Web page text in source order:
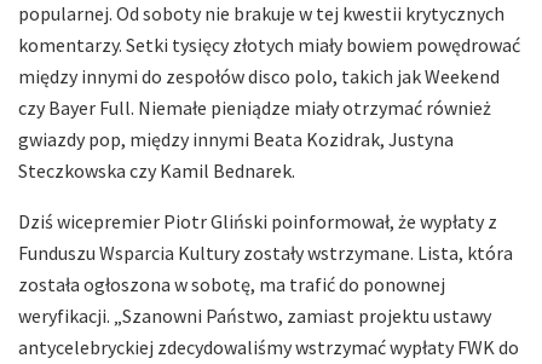
popularnej. Od soboty nie brakuje w tej kwestii krytycznych
komentarzy. Setki tysięcy złotych miały bowiem powędrować
między innymi do zespołów disco polo, takich jak Weekend
czy Bayer Full. Niemałe pieniądze miały otrzymać również
gwiazdy pop, między innymi Beata Kozidrak, Justyna
Steczkowska czy Kamil Bednarek.
Dziś wicepremier Piotr Gliński poinformował, że wypłaty z
Funduszu Wsparcia Kultury zostały wstrzymane. Lista, która
została ogłoszona w sobotę, ma trafić do ponownej
weryfikacji. „Szanowni Państwo, zamiast projektu ustawy
antycelebryckiej zdecydowaliśmy wstrzymać wypłaty FWK do